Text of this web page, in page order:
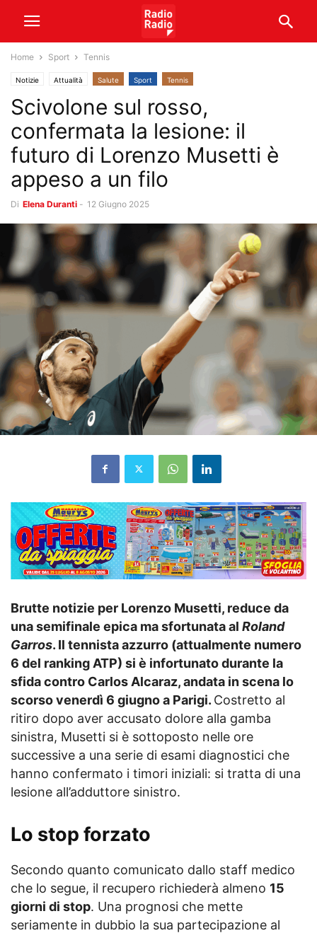
Home Sport Tennis
Notizie Attualità Salute Sport Tennis
Scivolone sul rosso,
confermata la lesione: il
futuro di Lorenzo Musetti è
appeso a un filo
Di Elena Duranti - 12 Giugno 2025
Brutte notizie per Lorenzo Musetti, reduce da
una semifinale epica ma sfortunata al Roland
Garros. Il tennista azzurro (attualmente numero
6 del ranking ATP) si è infortunato durante la
sfida contro Carlos Alcaraz, andata in scena lo
scorso venerdì 6 giugno a Parigi. Costretto al
ritiro dopo aver accusato dolore alla gamba
sinistra, Musetti si è sottoposto nelle ore
successive a una serie di esami diagnostici che
hanno confermato i timori iniziali: si tratta di una
lesione all’adduttore sinistro.
Lo stop forzato
Secondo quanto comunicato dallo staff medico
che lo segue, il recupero richiederà almeno 15
giorni di stop. Una prognosi che mette
seriamente in dubbio la sua partecipazione al